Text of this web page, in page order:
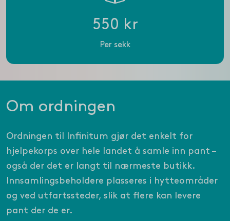
550 kr
Per sekk
Om ordningen
Ordningen til Infinitum gjør det enkelt for
hjelpekorps over hele landet å samle inn pant –
også der det er langt til nærmeste butikk.
Innsamlingsbeholdere plasseres i hytteområder
og ved utfartssteder, slik at flere kan levere
pant der de er.